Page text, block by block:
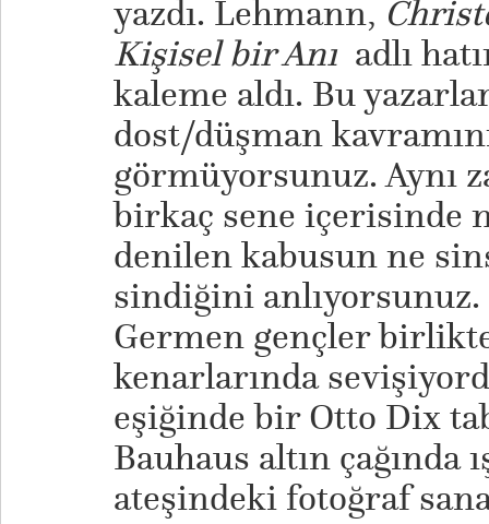
yazdı. Lehmann,
Kişisel bir Anıadlı
kaleme aldı. Bu
dost/düşman
görmüyorsunuz. Aynı
birkaç sene içerisinde
denilen kabusun ne
sindiğini anlıyorsunuz.
Germen gençler
kenarlarında
eşiğinde bir Otto Dix
Bauhaus altın çağında
ateşindeki fotoğraf